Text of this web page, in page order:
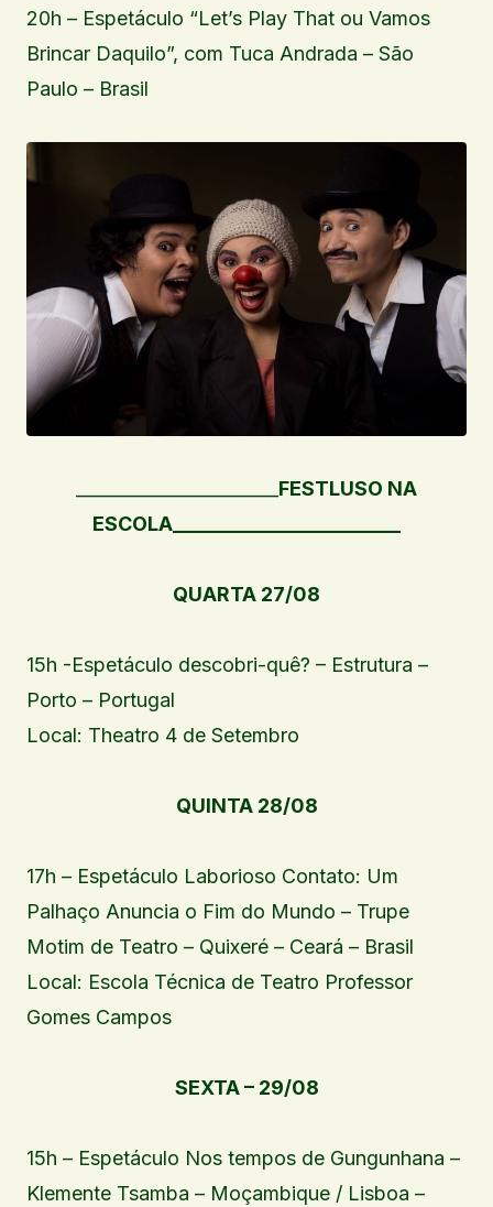
20h – Espetáculo “Let’s Play That ou Vamos
Brincar Daquilo”, com Tuca Andrada – São
Paulo – Brasil
FESTLUSO NA
ESCOLA_______________________
QUARTA 27/08
15h -Espetáculo descobri-quê? – Estrutura –
Porto – Portugal
Local: Theatro 4 de Setembro
QUINTA 28/08
17h – Espetáculo Laborioso Contato: Um
Palhaço Anuncia o Fim do Mundo – Trupe
Motim de Teatro – Quixeré – Ceará – Brasil
Local: Escola Técnica de Teatro Professor
Gomes Campos
SEXTA – 29/08
15h – Espetáculo Nos tempos de Gungunhana –
Klemente Tsamba – Moçambique / Lisboa –